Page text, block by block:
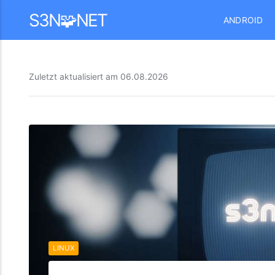
S3N🧩NET ANDROID
Zuletzt aktualisiert am 06.08.2026
LINUX